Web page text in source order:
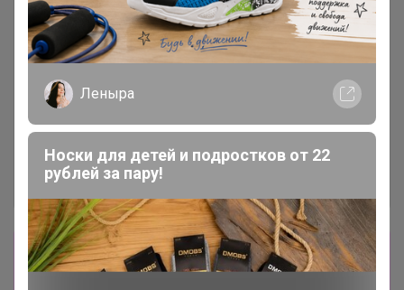
Сбор заказов в данной закупке
завершен
Леныра
Носки для детей и подростков от 22
рублей за пару!